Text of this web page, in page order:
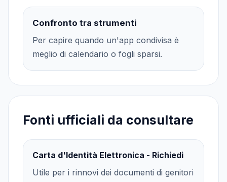
Confronto tra strumenti
Per capire quando un'app condivisa è
meglio di calendario o fogli sparsi.
Fonti ufficiali da consultare
Carta d'Identità Elettronica - Richiedi
Utile per i rinnovi dei documenti di genitori